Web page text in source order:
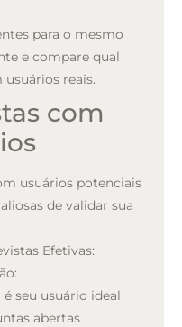
para o mesmo
e compare qual
reais.
com
usuários potenciais
de validar sua
Efetivas:
seu usuário ideal
abertas